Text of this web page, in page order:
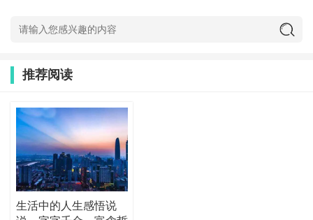
推荐阅读
生活中的人生感悟说